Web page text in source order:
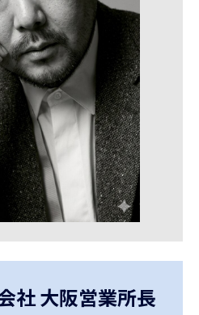
社 大阪営業所長